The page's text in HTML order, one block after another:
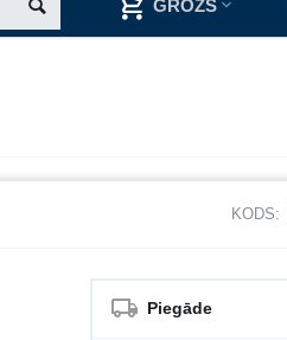
GROZS
KODS:
Piegāde